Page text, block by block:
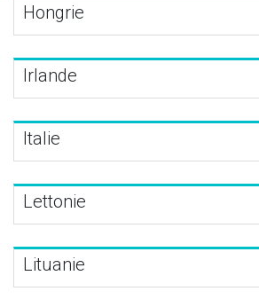
Hongrie
Irlande
Italie
Lettonie
Lituanie